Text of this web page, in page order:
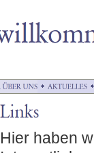
Hier haben